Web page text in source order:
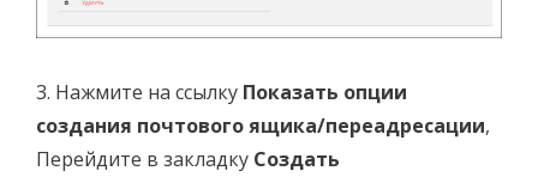
3. Нажмите на ссылку Показать опции
создания почтового ящика/переадресации,
Перейдите в закладку Создать